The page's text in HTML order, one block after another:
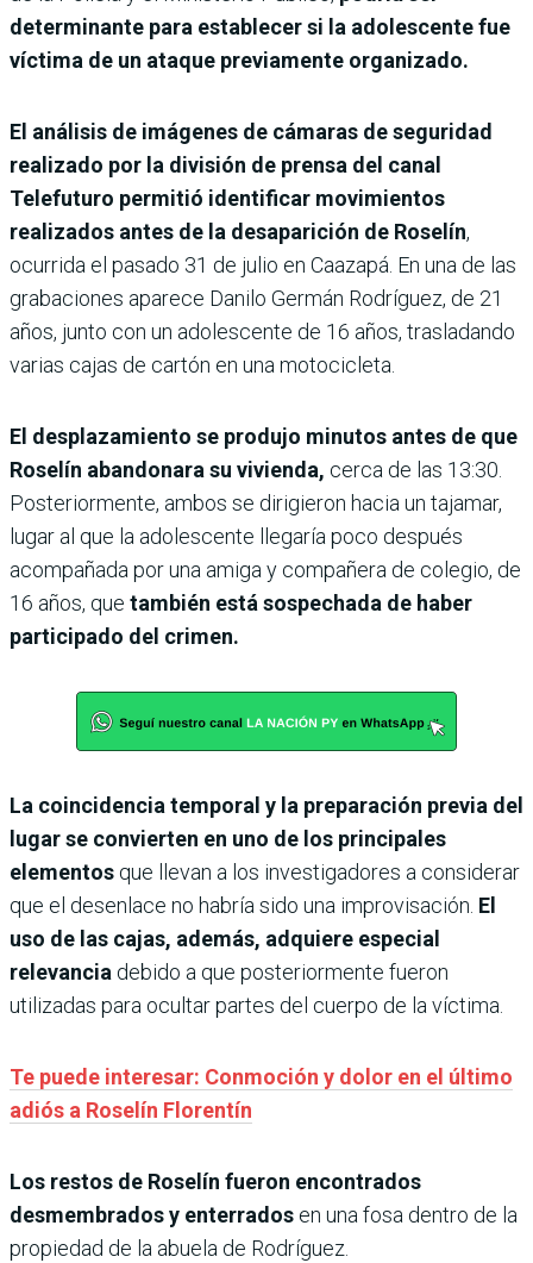
determinante para establecer si la adolescente fue
víctima de un ataque previamente organizado.
El análisis de imágenes de cámaras de seguridad
realizado por la división de prensa del canal
Telefuturo permitió identificar movimientos
realizados antes de la desaparición de Roselín,
ocurrida el pasado 31 de julio en Caazapá. En una de las
grabaciones aparece Danilo Germán Rodríguez, de 21
años, junto con un adolescente de 16 años, trasladando
varias cajas de cartón en una motocicleta.
El desplazamiento se produjo minutos antes de que
Roselín abandonara su vivienda, cerca de las 13:30.
Posteriormente, ambos se dirigieron hacia un tajamar,
lugar al que la adolescente llegaría poco después
acompañada por una amiga y compañera de colegio, de
16 años, que también está sospechada de haber
participado del crimen.
La coincidencia temporal y la preparación previa del
lugar se convierten en uno de los principales
elementos que llevan a los investigadores a considerar
que el desenlace no habría sido una improvisación. El
uso de las cajas, además, adquiere especial
relevancia debido a que posteriormente fueron
utilizadas para ocultar partes del cuerpo de la víctima.
Te puede interesar: Conmoción y dolor en el último
adiós a Roselín Florentín
Los restos de Roselín fueron encontrados
desmembrados y enterrados en una fosa dentro de la
propiedad de la abuela de Rodríguez.